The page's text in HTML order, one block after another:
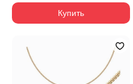
Купить